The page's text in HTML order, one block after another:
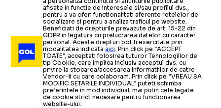
afisate in functie de interesele si/sau profilul dvs.,
pentru a va oferi functionalitati aferente retelelor de
socializare si pentru a analiza traficul pe website.
Beneficiati de drepturile prevazute de art. 15-22 din
GDPR in legatura cu prelucrarea datelor cu caracter
personal. Aceste drepturi pot fi exercitate prin
modalitatea indicataaici. Prin click pe “ACCEPT
TOATE”, acceptati folosirea tuturor Tehnologiilor de
tip Cookie, care implica inclusiv acceptul dvs. cu
privire la stocarea/accesarea informatiilor de catre
Vendor-ii cu care colaboram. Prin click pe “VREAU SA
MODIFIC SETARILE INDIVIDUAL” puteti schimba
preferintele in mod individual, mai putin cele legate
de cookie strict necesare pentru functionarea
website-ului.